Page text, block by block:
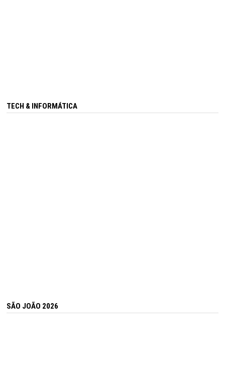
TECH & INFORMÁTICA
SÃO JOÃO 2026